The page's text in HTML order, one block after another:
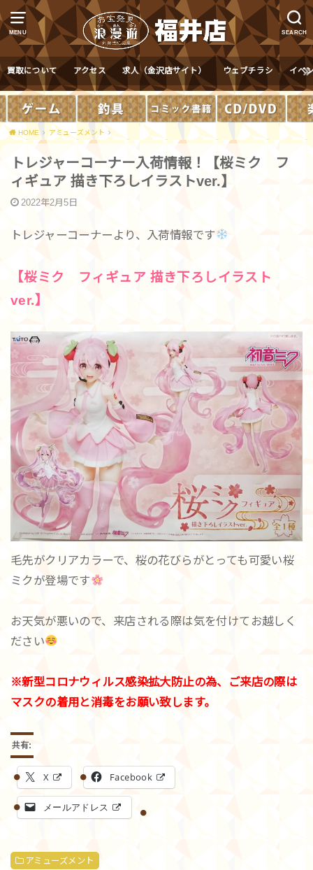
MENU SEARCH
買取について アクセス 求人（金沢店サイト） ウェブチラシ イベ
HOME アミューズメント
トレジャーコーナー入荷情報！【桜ミク フ
ィギュア 描き下ろしイラストver.】
2022年2月5日
トレジャーコーナーより、入荷情報です
【桜ミク フィギュア 描き下ろしイラスト
ver.】
毛先がクリアカラーで、桜の花びらがとっても可愛い桜
ミクが登場です
お天気が悪いので、来店される際は気を付けてお越しく
ださい
※新型コロナウィルス感染拡大防止の為、ご来店の際は
マスクの着用と消毒をお願い致します。
共有:
X Facebook
メールアドレス
アミューズメント